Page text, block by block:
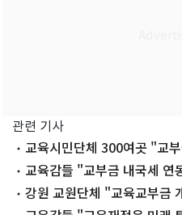
관련 기사
교육시민단체 300여곳 "교
교육감들 "교부금 내국세
한목소리(종합)
강원 교원단체 "교육교부금